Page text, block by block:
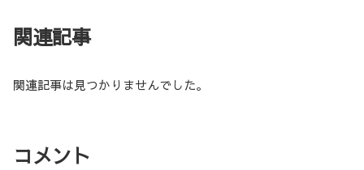
関連記事
関連記事は見つかりませんでした。
コメント